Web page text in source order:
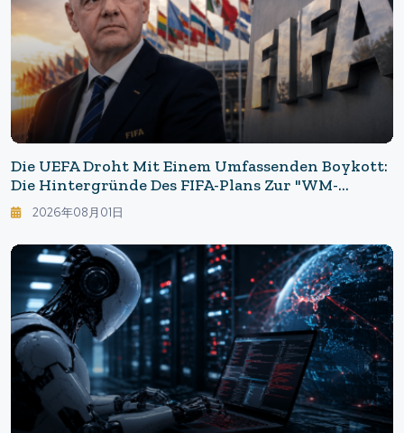
Die UEFA Droht Mit Einem Umfassenden Boykott:
Die Hintergründe Des FIFA-Plans Zur "WM-
Gesellschaft"
2026年08月01日